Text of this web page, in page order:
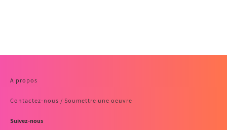
A propos
Contactez-nous / Soumettre une oeuvre
Suivez-nous